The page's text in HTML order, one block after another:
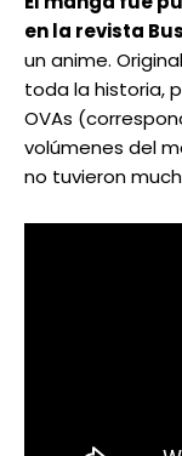
en la revista
un anime.
toda la historia,
OVAs
volúmenes del
no tuvieron